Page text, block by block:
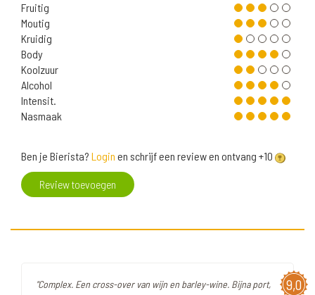
Fruitig
Moutig
Kruidig
Body
Koolzuur
Alcohol
Intensit.
Nasmaak
Ben je Bierista? Login en schrijf een review en ontvang +10
Review toevoegen
9,0
"Complex. Een cross-over van wijn en barley-wine. Bijna port,